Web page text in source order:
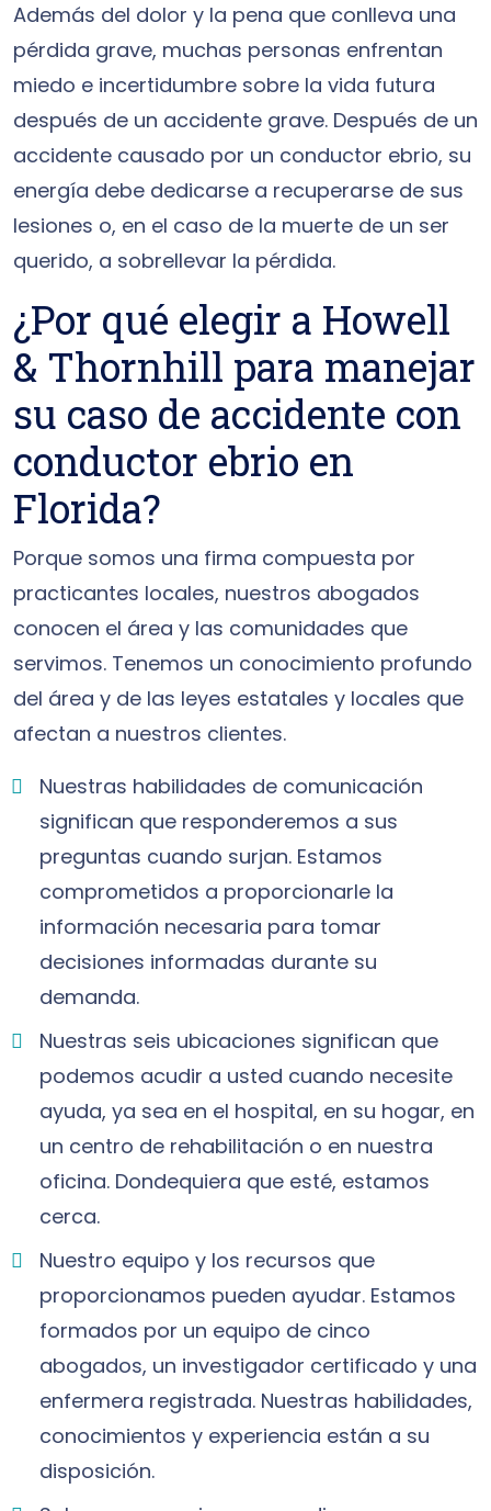
Además del dolor y la pena que conlleva una
pérdida grave, muchas personas enfrentan
miedo e incertidumbre sobre la vida futura
después de un accidente grave. Después de un
accidente causado por un conductor ebrio, su
energía debe dedicarse a recuperarse de sus
lesiones o, en el caso de la muerte de un ser
querido, a sobrellevar la pérdida.
¿Por qué elegir a Howell
& Thornhill para manejar
su caso de accidente con
conductor ebrio en
Florida?
Porque somos una firma compuesta por
practicantes locales, nuestros abogados
conocen el área y las comunidades que
servimos. Tenemos un conocimiento profundo
del área y de las leyes estatales y locales que
afectan a nuestros clientes.
Nuestras habilidades de comunicación
significan que responderemos a sus
preguntas cuando surjan. Estamos
comprometidos a proporcionarle la
información necesaria para tomar
decisiones informadas durante su
demanda.
Nuestras seis ubicaciones significan que
podemos acudir a usted cuando necesite
ayuda, ya sea en el hospital, en su hogar, en
un centro de rehabilitación o en nuestra
oficina. Dondequiera que esté, estamos
cerca.
Nuestro equipo y los recursos que
proporcionamos pueden ayudar. Estamos
formados por un equipo de cinco
abogados, un investigador certificado y una
enfermera registrada. Nuestras habilidades,
conocimientos y experiencia están a su
disposición.